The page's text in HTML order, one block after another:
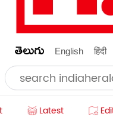
తెలుగు English हिंदी
Latest